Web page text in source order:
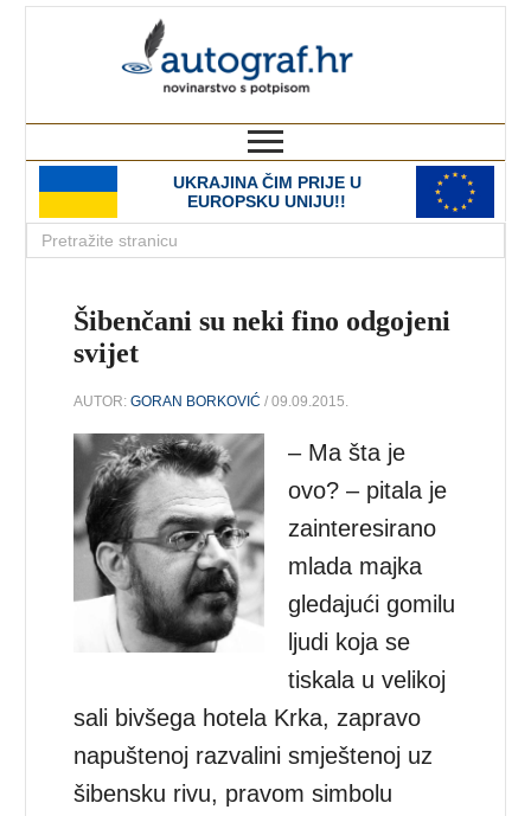
UKRAJINA ČIM PRIJE U
EUROPSKU UNIJU!!
Šibenčani su neki fino odgojeni
svijet
AUTOR:GORAN BORKOVIĆ / 09.09.2015.
– Ma šta je
ovo? – pitala je
zainteresirano
mlada majka
gledajući gomilu
ljudi koja se
tiskala u velikoj
sali bivšega hotela Krka, zapravo
napuštenoj razvalini smještenoj uz
šibensku rivu, pravom simbolu